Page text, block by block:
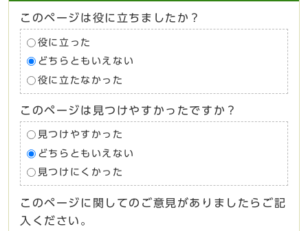
このページは役に立ちましたか？
役に立った
どちらともいえない
役に立たなかった
このページは見つけやすかったですか？
見つけやすかった
どちらともいえない
見つけにくかった
このページに関してのご意見がありましたらご記
入ください。